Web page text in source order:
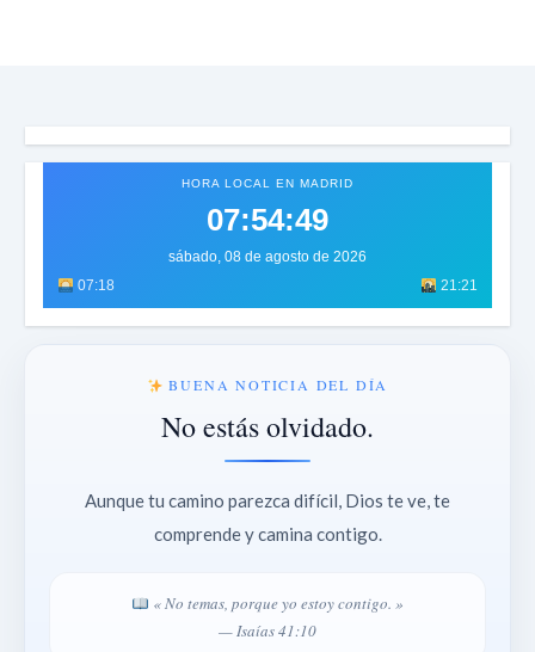
HORA LOCAL EN MADRID
07:54:51
sábado, 08 de agosto de 2026
07:18
21:21
BUENA NOTICIA DEL DÍA
No estás olvidado.
Aunque tu camino parezca difícil, Dios te ve, te
comprende y camina contigo.
« No temas, porque yo estoy contigo. »
— Isaías 41:10